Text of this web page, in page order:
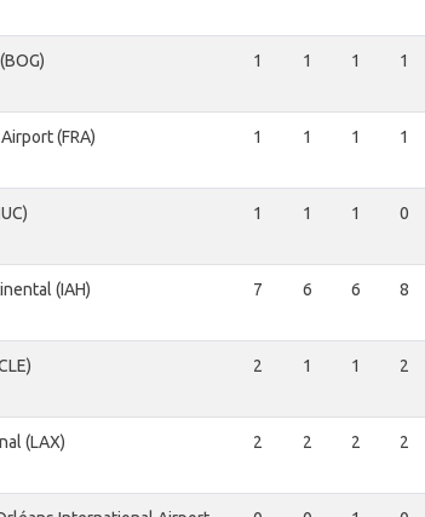
1 1 1 1
(FRA) 1 1 1 1
1 1 1 0
(IAH) 7 6 6 8
2 1 1 2
(LAX) 2 2 2 2